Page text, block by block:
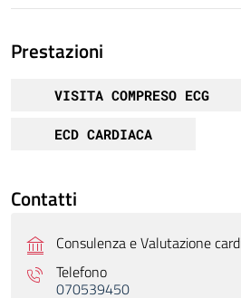
Prestazioni
VISITA COMPRESO ECG
ECD CARDIACA
Contatti
Consulenza e Valutazione
Telefono
070539450